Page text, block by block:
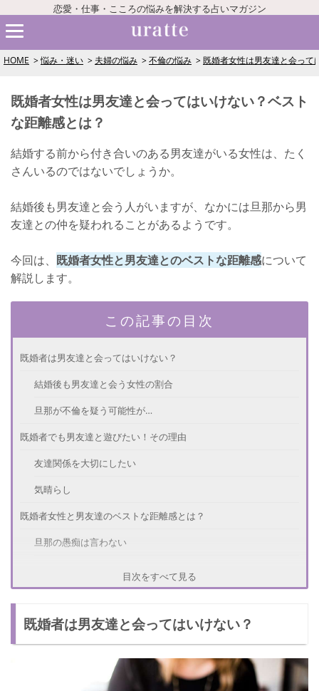
恋愛・仕事・こころの悩みを解決する占いマガジン
HOME 悩み・迷い 夫婦の悩み 不倫の悩み 既婚者女性は男友達と会って
既婚者女性は男友達と会ってはいけない？ベスト
な距離感とは？
結婚する前から付き合いのある男友達がいる女性は、たく
さんいるのではないでしょうか。
結婚後も男友達と会う人がいますが、なかには旦那から男
友達との仲を疑われることがあるようです。
今回は、 既婚者女性と男友達とのベストな距離感について
解説します。
この記事の目次
既婚者は男友達と会ってはいけない？
結婚後も男友達と会う女性の割合
旦那が不倫を疑う可能性が…
既婚者でも男友達と遊びたい！その理由
友達関係を大切にしたい
気晴らし
既婚者女性と男友達のベストな距離感とは？
旦那の愚痴は言わない
旦那に疑われたときの対処法
男友達を紹介する
家族ぐるみの付き合いにする
目次をすべて見る
既婚者は男友達と会ってはいけない？